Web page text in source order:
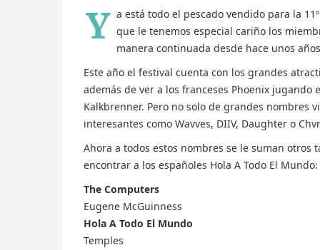
Y a está todo el pescado vendido para la
que le tenemos especial cariño los
manera continuada desde hace unos
Este año el festival cuenta con los grandes
además de ver a los franceses Phoenix jugando
Kalkbrenner. Pero no solo de grandes nombres
interesantes como Wavves, DIIV, Daughter o
Ahora a todos estos nombres se le suman
encontrar a los españoles Hola A Todo El Mundo:
The Computers
Eugene McGuinness
Hola A Todo El Mundo
Temples